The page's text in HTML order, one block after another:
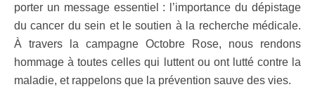
porter un message essentiel : l’importance du dépistage
du cancer du sein et le soutien à la recherche médicale.
À travers la campagne Octobre Rose, nous rendons
hommage à toutes celles qui luttent ou ont lutté contre la
maladie, et rappelons que la prévention sauve des vies.